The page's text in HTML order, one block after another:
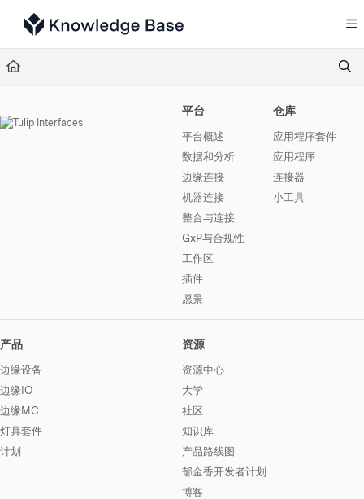
Documentation Index
Fetch the complete documentation index at:
Use this file to discover all available pages before exploring further.
平台
平台概述
数据和分析
边缘连接
机器连接
整合与连接
GxP与合规性
工作区
插件
愿景
仓库
应用程序套件
应用程序
连接器
小工具
产品
边缘设备
边缘IO
边缘MC
灯具套件
计划
资源
资源中心
大学
社区
知识库
产品路线图
郁金香开发者计划
博客